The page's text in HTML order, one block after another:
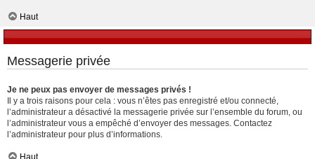
Haut
Messagerie privée
Je ne peux pas envoyer de messages privés !
Il y a trois raisons pour cela : vous n’êtes pas enregistré et/ou connecté,
l’administrateur a désactivé la messagerie privée sur l’ensemble du forum, ou
l’administrateur vous a empêché d’envoyer des messages. Contactez
l’administrateur pour plus d’informations.
Haut